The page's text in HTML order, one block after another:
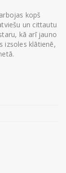
kopš
un cittautu
kā arī jauno
izsoles klātienē,